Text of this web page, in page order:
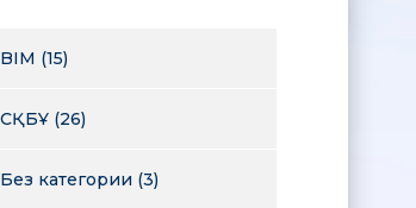
BIM (15)
СҚБҰ (26)
Без категории (3)